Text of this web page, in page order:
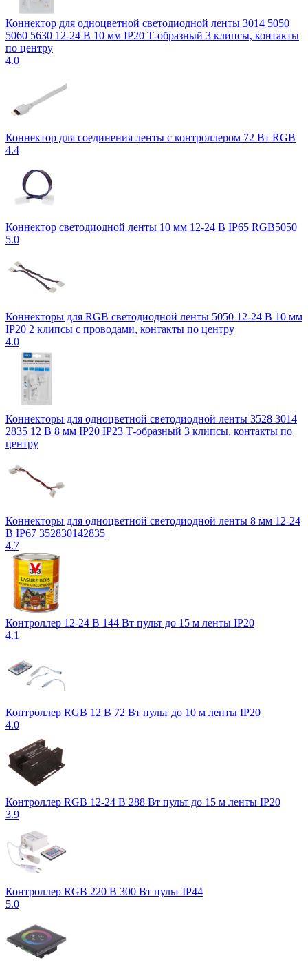
Коннектор для одноцветной светодиодной ленты 3014 5050
5060 5630 12-24 В 10 мм IP20 Т-образный 3 клипсы, контакты
по центру
4.0
Коннектор для соединения ленты с контроллером 72 Вт RGB
4.4
Коннектор светодиодной ленты 10 мм 12-24 В IP65 RGB5050
5.0
Коннекторы для RGB светодиодной ленты 5050 12-24 В 10 мм
IP20 2 клипсы с проводами, контакты по центру
4.0
Коннекторы для одноцветной светодиодной ленты 3528 3014
2835 12 В 8 мм IP20 IP23 Т-образный 3 клипсы, контакты по
центру
Коннекторы для одноцветной светодиодной ленты 8 мм 12-24
В IP67 352830142835
4.7
Контроллер 12-24 В 144 Вт пульт до 15 м ленты IP20
4.1
Контроллер RGB 12 В 72 Вт пульт до 10 м ленты IP20
4.0
Контроллер RGB 12-24 В 288 Вт пульт до 15 м ленты IP20
3.9
Контроллер RGB 220 В 300 Вт пульт IP44
5.0